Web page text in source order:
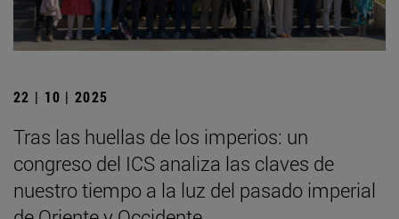
22 | 10 | 2025
Tras las huellas de los imperios: un
congreso del ICS analiza las claves de
nuestro tiempo a la luz del pasado imperial